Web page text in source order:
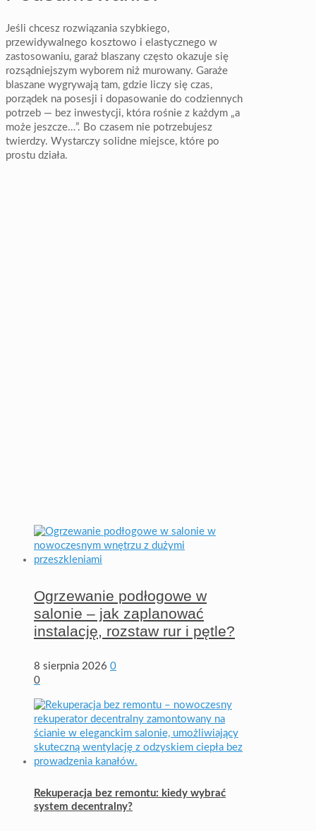
Jeśli chcesz rozwiązania szybkiego,
przewidywalnego kosztowo i elastycznego w
zastosowaniu, garaż blaszany często okazuje się
rozsądniejszym wyborem niż murowany. Garaże
blaszane wygrywają tam, gdzie liczy się czas,
porządek na posesji i dopasowanie do codziennych
potrzeb — bez inwestycji, która rośnie z każdym „a
może jeszcze…”. Bo czasem nie potrzebujesz
twierdzy. Wystarczy solidne miejsce, które po
prostu działa.
Ogrzewanie podłogowe w
salonie – jak zaplanować
instalację, rozstaw rur i pętle?
8 sierpnia 2026 0
0
Rekuperacja bez remontu: kiedy wybrać
system decentralny?